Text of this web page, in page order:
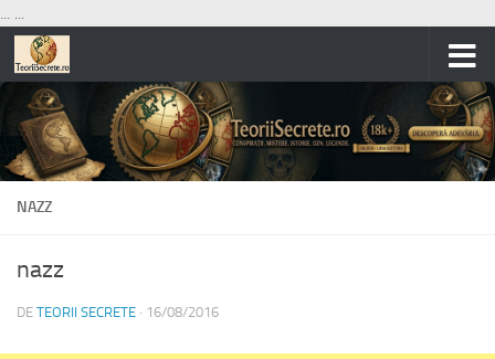
... ...
Skip to content
NAZZ
nazz
DE TEORII SECRETE · 16/08/2016